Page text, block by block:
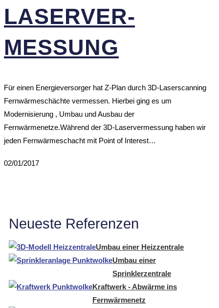
LASER­VER­
MESSUNG
Für einen Energieversorger hat Z-Plan durch 3D-Laserscanning
Fernwärmeschächte vermessen. Hierbei ging es um
Modernisierung , Umbau und Ausbau der
Fernwärmenetze.Während der 3D-Laservermessung haben wir
jeden Fernwärmeschacht mit Point of Interest…
02/01/2017
Neueste Referenzen
Umbau einer Heizzentrale
Umbau einer
Sprinklerzentrale
Kraftwerk - Abwärme ins
Fernwärmenetz